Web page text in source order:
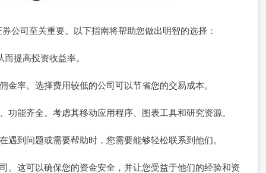
公司至关重要。以下指南将帮助您做出明智的选择：
提高投资收益率。
率。选择费用较低的公司可以节省您的交易成本。
能齐全。考虑其移动应用程序、图表工具和研究资源。
到问题或需要帮助时，您需要能够轻松联系到他们。
。这可以确保您的资金安全，并让您受益于他们的经验和资